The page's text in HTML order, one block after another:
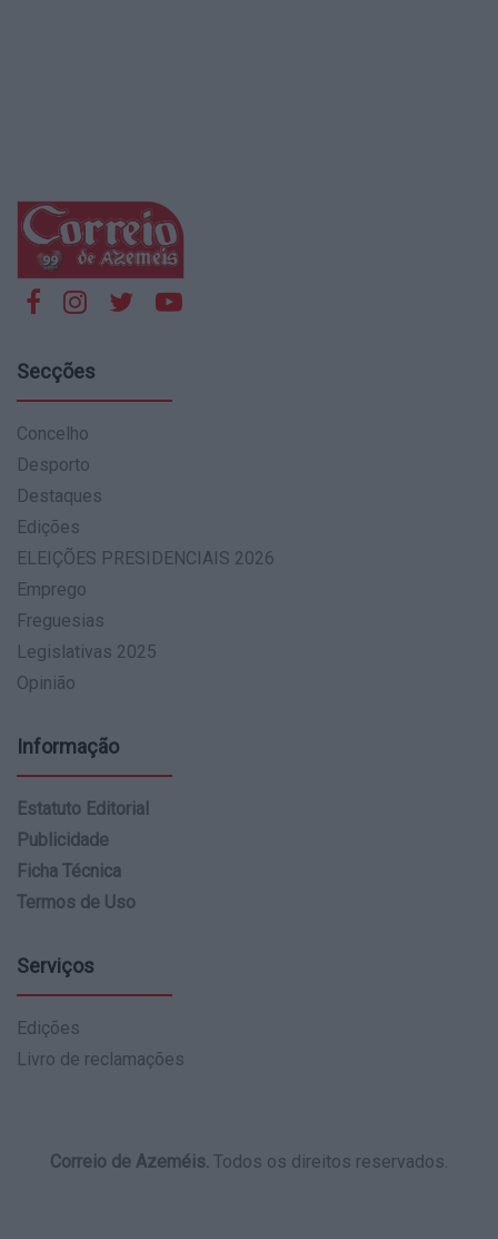
Secções
Concelho
Desporto
Destaques
Edições
ELEIÇÕES PRESIDENCIAIS 2026
Emprego
Freguesias
Legislativas 2025
Opinião
Informação
Estatuto Editorial
Publicidade
Ficha Técnica
Termos de Uso
Serviços
Edições
Livro de reclamações
Correio de Azeméis. Todos os direitos reservados.